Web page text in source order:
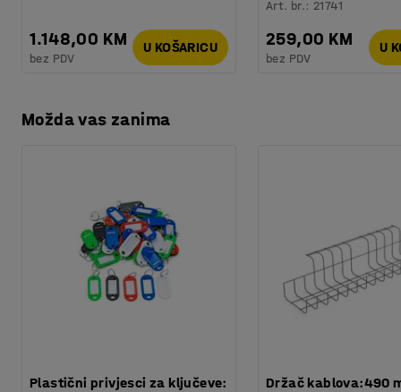
1.148,00 KM
bez PDV
U KOŠARICU
Art. br.: 21741
259,00 KM
bez PDV
U
Možda vas zanima
Plastični privjesci za ključeve:
Držač kablova:490